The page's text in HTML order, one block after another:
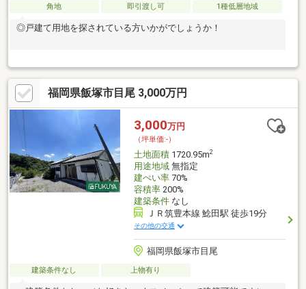
角地
即引渡し可 1種低層地域
◎戸建て用地を探されている方いかがでしょうか！
福岡県飯塚市目尾 3,000万円
3,000万円
（坪単価:-）
土地面積1720.95m2
用途地域無指定
建ぺい率70%
容積率200%
建築条件なし
ＪＲ筑豊本線 鯰田駅 徒歩19分
その他の交通
福岡県飯塚市目尾
建築条件なし 上物有り